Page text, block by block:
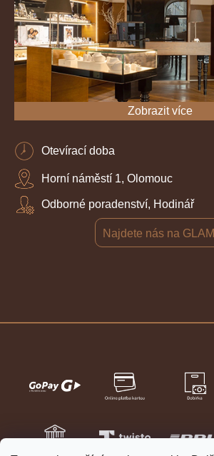
Zobrazit více
Otevírací doba
Horní náměstí 1, Olomouc
Odborné poradenství, Hodinář
Najdete nás na GLAMI